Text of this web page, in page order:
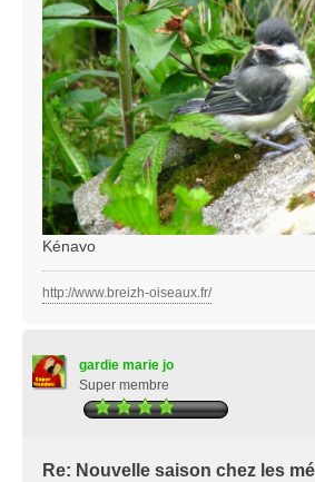
Kénavo
http://www.breizh-oiseaux.fr/
gardie marie jo
Super membre
Re: Nouvelle saison chez les